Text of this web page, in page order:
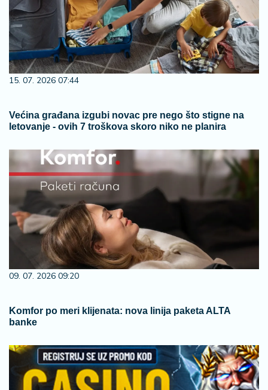
15. 07. 2026 07:44
Većina građana izgubi novac pre nego što stigne na
letovanje - ovih 7 troškova skoro niko ne planira
09. 07. 2026 09:20
Komfor po meri klijenata: nova linija paketa ALTA
banke